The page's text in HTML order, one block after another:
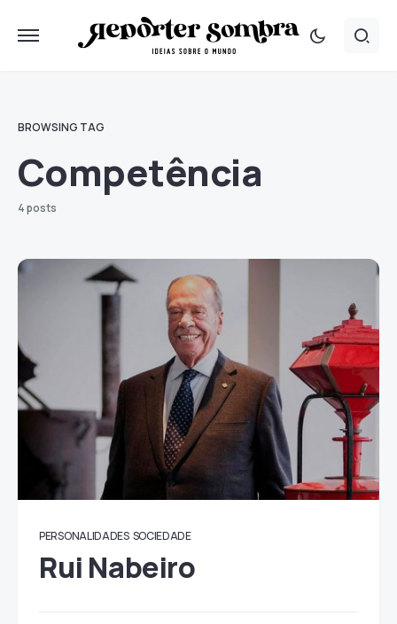
BROWSING TAG
Competência
4 posts
PERSONALIDADES SOCIEDADE
Rui Nabeiro